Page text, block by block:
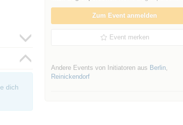
dich
Zum Event anmelden
Event merken
Andere Events von Initiatoren aus Berlin,
Reinickendorf